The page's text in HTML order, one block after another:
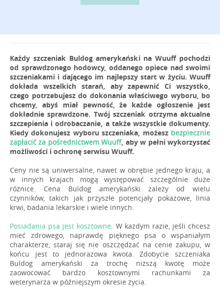
Każdy szczeniak Buldog amerykański na Wuuff pochodzi
od sprawdzonego hodowcy, oddanego opiece nad swoimi
szczeniakami i dającego im najlepszy start w życiu. Wuuff
dokłada wszelkich starań, aby zapewnić Ci wszystko,
czego potrzebujesz do dokonania właściwego wyboru, bo
chcemy, abyś miał pewność, że każde ogłoszenie jest
dokładnie sprawdzone. Twój szczeniak otrzyma aktualne
szczepienia i odrobaczanie, a także wszystkie dokumenty.
Kiedy dokonujesz wyboru szczeniaka, możesz bezpiecznie
zapłacić za pośrednictwem Wuuff, aby w pełni wykorzystać
możliwości i ochronę serwisu Wuuff.
Ceny nie są uniwersalne, nawet w obrębie jednego kraju, a
w innych krajach mogą występować szczególnie duże
różnice. Cena Buldog amerykański zależy od wielu
czynników, takich jak przyszłe potencjały pokazowe, linia
krwi, badania lekarskie i wiele innych.
Posiadania psa jest kosztowne . W każdym razie, jeśli chcesz
mieć zdrowego, naprawdę pięknego psa o wspaniałym
charakterze, staraj się nie oszczędzać na cenie zakupu, w
końcu jest to jednorazowa kwota. Zdobycie szczeniaka
Buldog amerykański za trochę niższą kwotę może
zaowocować bardzo kosztownymi rachunkami za
weterynarza w późniejszym okresie życia.